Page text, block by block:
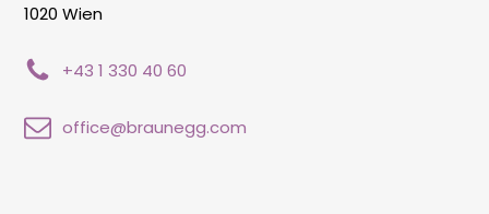
1020 Wien
+43 1 330 40 60
office@braunegg.com